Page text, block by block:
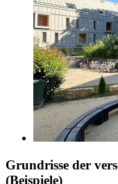
Grundrisse der
(Beispiele)